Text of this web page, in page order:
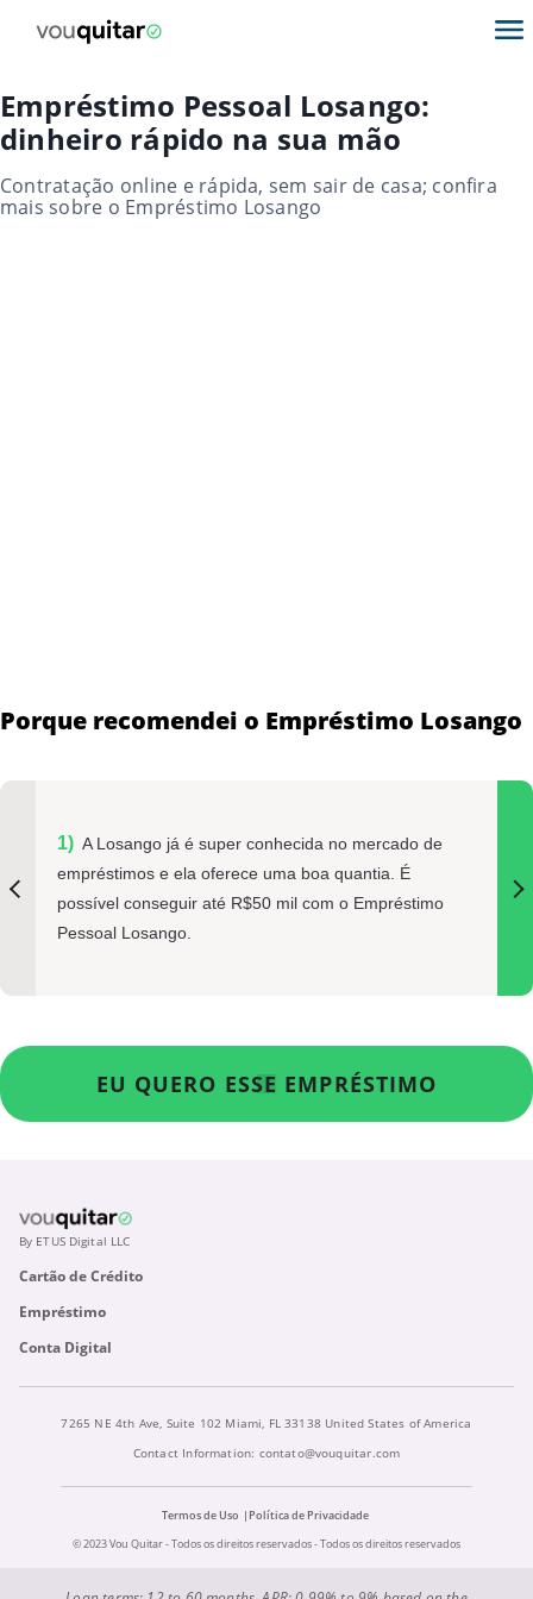
Empréstimo Pessoal Losango:
dinheiro rápido na sua mão
Contratação online e rápida, sem sair de casa; confira
mais sobre o Empréstimo Losango
Porque recomendei o Empréstimo Losango
A Losango já é super conhecida no mercado de
empréstimos e ela oferece uma boa quantia. É
possível conseguir até R$50 mil com o Empréstimo
Pessoal Losango.
EU QUERO ESSE EMPRÉSTIMO
By ETUS Digital LLC
Cartão de Crédito
Empréstimo
Conta Digital
7265 NE 4th Ave, Suite 102 Miami, FL 33138 United States of America
Contact Information: contato@vouquitar.com
Termos de Uso
Política de Privacidade
© 2023 Vou Quitar - Todos os direitos reservados - Todos os direitos reservados